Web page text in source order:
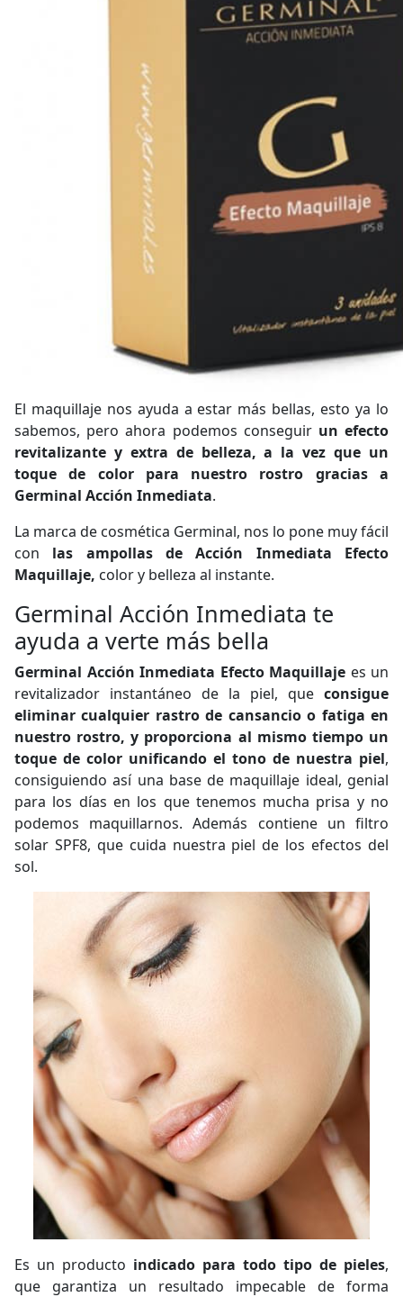
El maquillaje nos ayuda a estar más bellas, esto ya lo
sabemos, pero ahora podemos conseguir un efecto
revitalizante y extra de belleza, a la vez que un
toque de color para nuestro rostro gracias a
Germinal Acción Inmediata.
La marca de cosmética Germinal, nos lo pone muy fácil
con las ampollas de Acción Inmediata Efecto
Maquillaje, color y belleza al instante.
Germinal Acción Inmediata te
ayuda a verte más bella
Germinal Acción Inmediata Efecto Maquillaje es un
revitalizador instantáneo de la piel, que consigue
eliminar cualquier rastro de cansancio o fatiga en
nuestro rostro, y proporciona al mismo tiempo un
toque de color unificando el tono de nuestra piel,
consiguiendo así una base de maquillaje ideal, genial
para los días en los que tenemos mucha prisa y no
podemos maquillarnos. Además contiene un filtro
solar SPF8, que cuida nuestra piel de los efectos del
sol.
Es un producto indicado para todo tipo de pieles,
que garantiza un resultado impecable de forma